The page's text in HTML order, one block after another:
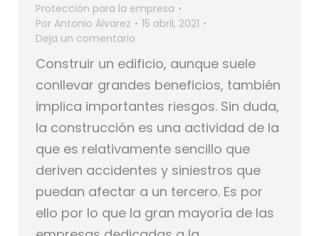
Protección para la empresa
Por Antonio Álvarez
15 abril, 2021
Deja un comentario
Construir un edificio, aunque suele
conllevar grandes beneficios, también
implica importantes riesgos. Sin duda,
la construcción es una actividad de la
que es relativamente sencillo que
deriven accidentes y siniestros que
puedan afectar a un tercero. Es por
ello por lo que la gran mayoría de las